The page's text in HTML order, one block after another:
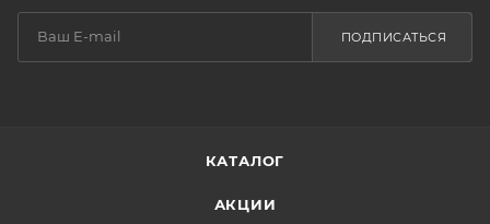
ПОДПИСАТЬСЯ
КАТАЛОГ
АКЦИИ